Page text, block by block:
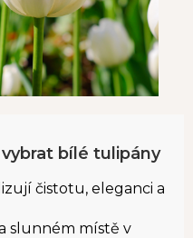
bílé tulipány
čistotu, eleganci a
slunném místě v